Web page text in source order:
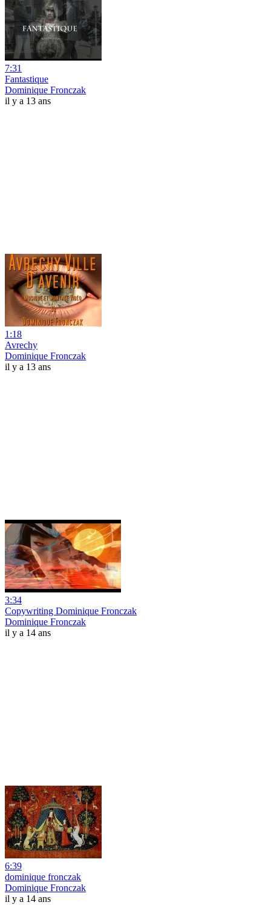
7:31
Fantastique
Dominique Fronczak
il y a 13 ans
1:18
Avrechy
Dominique Fronczak
il y a 13 ans
3:34
Copywriting Dominique Fronczak
Dominique Fronczak
il y a 14 ans
6:39
dominique fronczak
Dominique Fronczak
il y a 14 ans